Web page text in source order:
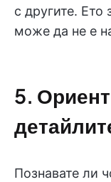
с другите. Ето
може да не е
5.
Познавате ли